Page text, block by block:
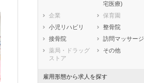
大阪府
兵庫県
奈良県
鳥取県
島根県
広島県
山口県
徳島県
香川県
愛媛県
熊本県
大分県
宅医療)
企業
保育園
小児リハビリ
整骨院
接骨院
訪問マッサージ
薬局・ドラッグ
ストア
その他
雇用形態から求人を探す